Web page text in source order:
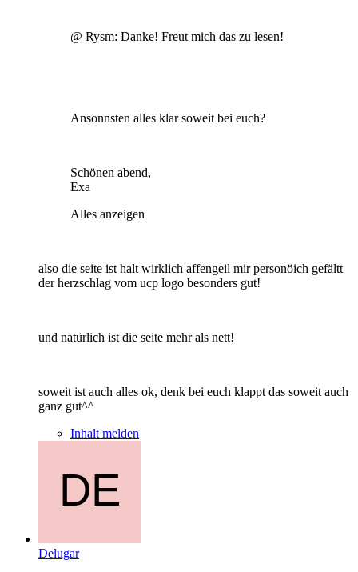
@ Rysm: Danke! Freut mich das zu lesen!
Ansonnsten alles klar soweit bei euch?
Schönen abend,
Exa
Alles anzeigen
also die seite ist halt wirklich affengeil mir personöich gefältt
der herzschlag vom ucp logo besonders gut!
und natürlich ist die seite mehr als nett!
soweit ist auch alles ok, denk bei euch klappt das soweit auch
ganz gut^^
Inhalt melden
Delugar